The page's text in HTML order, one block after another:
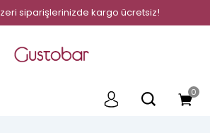
siparişlerinizde kargo ücretsiz!
0